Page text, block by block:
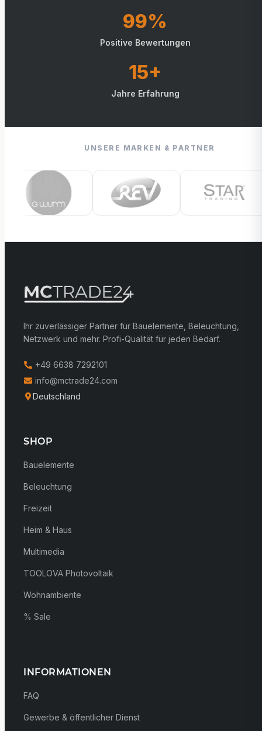
99%
Positive Bewertungen
15+
Jahre Erfahrung
UNSERE MARKEN & PARTNER
Ihr zuverlässiger Partner für Bauelemente, Beleuchtung,
Netzwerk und mehr. Profi-Qualität für jeden Bedarf.
+49 6638 7292101
info@mctrade24.com
Deutschland
SHOP
Bauelemente
Beleuchtung
Freizeit
Heim & Haus
Multimedia
TOOLOVA Photovoltaik
Wohnambiente
% Sale
INFORMATIONEN
FAQ
Gewerbe & öffentlicher Dienst